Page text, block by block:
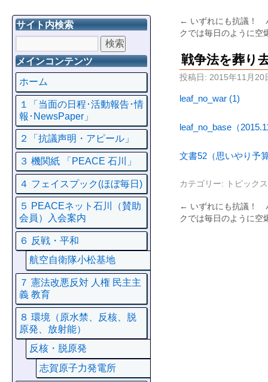
← いずれにも抗議！
クでは毎日のよう
戦争法を葬り
投稿日: 2015年11月20
leaf_no_war (1)
leaf_no_base（
文書52（思いやり予
カテゴリー: トピックス
← いずれにも抗議！
クでは毎日のよう
サイト内検索
メインコンテンツ
ホーム
１「当面の日程･活動報告･情
報･NewsPaper」
２「抗議声明・アピール」
３ 機関紙 「PEACE 石川」
４ フェイスプック(ほぼ毎日)
５ PEACEネット石川（賛助
会員）入会案内
６ 反戦・平和
航空自衛隊小松基地
７ 憲法改悪反対 人権 民主主
義 教育
８ 環境（原水禁、反核、脱
原発、放射能）
反核・脱原発
志賀原子力発電所